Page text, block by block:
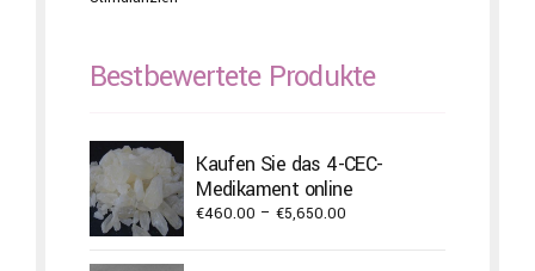
Bestbewertete Produkte
Kaufen Sie das 4-CEC-
Medikament online
€460.00 – €5,650.00